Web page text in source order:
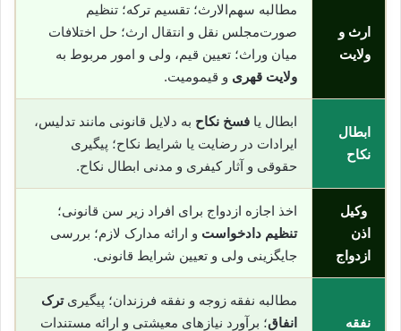
ارث و
ولایت
مطالبه سهم‌الارث؛ تقسیم ترکه؛ تنظیم
صورت‌مجلس نقل و انتقال ارث؛ حل اختلافات
میان وراث؛ تعیین قیم، ولی و امور مربوط به
ولایت قهری و قیمومیت.
ابطال
نکاح
ابطال یا فسخ نکاح به دلایل قانونی مانند تدلیس،
ایرادات در رضایت یا شرایط نکاح؛ پیگیری
حقوقی و آثار کیفری و مدنی ابطال نکاح.
وکیل
اذن
ازدواج
اخذ اجازه ازدواج برای افراد زیر سن قانونی؛
تنظیم دادخواست و ارائه مدارک لازم؛ بررسی
جایگزینی ولی و تعیین شرایط قانونی.
نفقه
مطالبه نفقه زوجه و نفقه فرزندان؛ پیگیریترک
انفاق؛ برآورد نیازهای معیشتی و ارائه مستندات